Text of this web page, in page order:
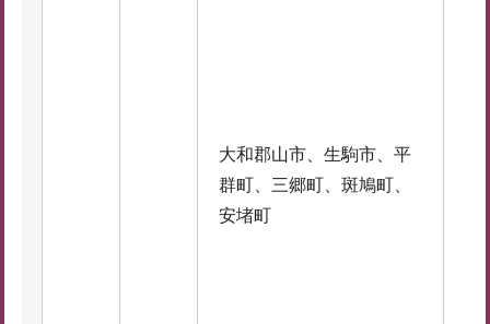
大和郡山市、生駒市、平
群町、三郷町、斑鳩町、
安堵町